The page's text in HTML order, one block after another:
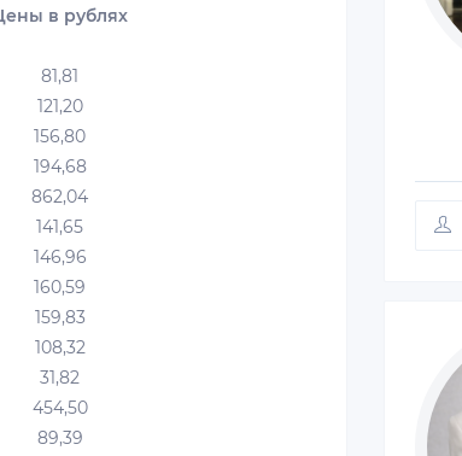
в рублях
81,81
121,20
156,80
194,68
862,04
141,65
146,96
160,59
159,83
108,32
31,82
454,50
89,39